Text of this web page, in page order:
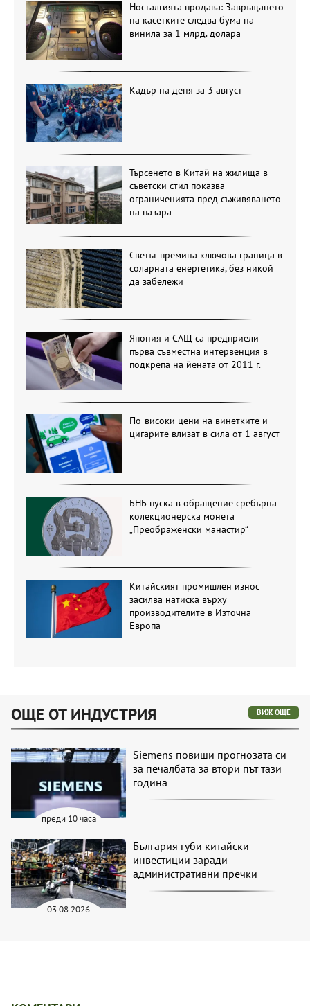
Носталгията продава: Завръщането
на касетките следва бума на
винила за 1 млрд. долара
Кадър на деня за 3 август
Търсенето в Китай на жилища в
съветски стил показва
ограниченията пред съживяването
на пазара
Светът премина ключова граница в
соларната енергетика, без никой
да забележи
Япония и САЩ са предприели
първа съвместна интервенция в
подкрепа на йената от 2011 г.
По-високи цени на винетките и
цигарите влизат в сила от 1 август
БНБ пуска в обращение сребърна
колекционерска монета
„Преображенски манастир“
Китайският промишлен износ
засилва натиска върху
производителите в Източна
Европа
ОЩЕ ОТ ИНДУСТРИЯ ВИЖ ОЩЕ
преди 10 часа
Siemens повиши прогнозата си
за печалбата за втори път тази
година
03.08.2026
България губи китайски
инвестиции заради
административни пречки